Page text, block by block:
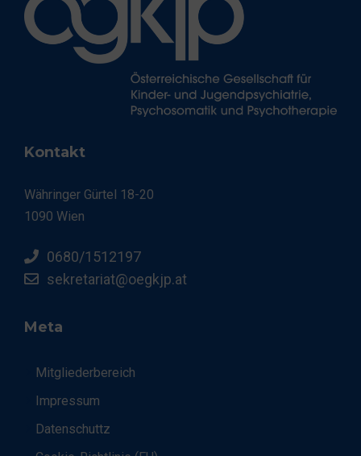
Kontakt
Währinger Gürtel 18-20
1090 Wien
0680/1512197
sekretariat@oegkjp.at
Meta
Mitgliederbereich
Impressum
Datenschuttz